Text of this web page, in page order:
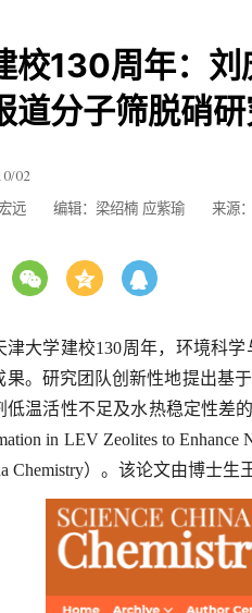
校130周年：刘
道分子筛脱硝
02
远 编辑：梁绍楠 应紫瑜 来源
津大学建校130周年，环境科
果。研究团队创新性地提出基
温活性不足及水热稳定性差的
in LEV Zeolites to
Chemistry）。该论文由博士